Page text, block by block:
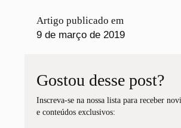
Artigo publicado em
9 de março de 2019
Gostou desse post?
Inscreva-se na nossa lista para receber
e conteúdos exclusivos: